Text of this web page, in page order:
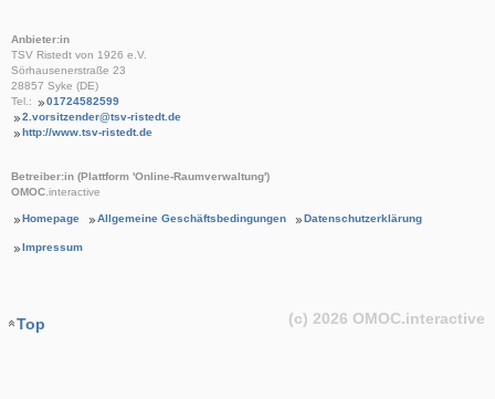
Anbieter:in
TSV Ristedt von 1926 e.V.
Sörhausenerstraße 23
28857 Syke (DE)
Tel.:
01724582599
2.vorsitzender@tsv-ristedt.de
http://www.tsv-ristedt.de
Betreiber:in (Plattform 'Online-Raumverwaltung')
OMOC.interactive
Homepage Allgemeine Geschäftsbedingungen Datenschutzerklärung
Impressum
Top (c) 2026 OMOC.interactive